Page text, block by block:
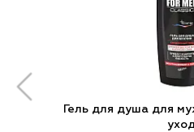
Гель для душа для